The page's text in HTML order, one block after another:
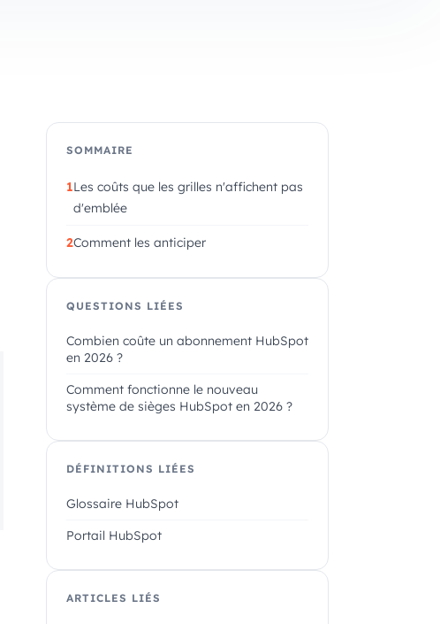
SOMMAIRE
Les coûts que les grilles n'affichent pas
d'emblée
Comment les anticiper
QUESTIONS LIÉES
Combien coûte un abonnement HubSpot
en 2026 ?
Comment fonctionne le nouveau
système de sièges HubSpot en 2026 ?
DÉFINITIONS LIÉES
Glossaire HubSpot
Portail HubSpot
ARTICLES LIÉS